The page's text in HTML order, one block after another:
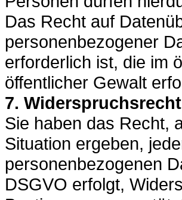
Das Recht auf
personenbezogener
erforderlich ist, die im
öffentlicher Gewalt
7. Widerspruchsrecht
Sie haben das Recht,
Situation ergeben,
personenbezogenen
DSGVO erfolgt,